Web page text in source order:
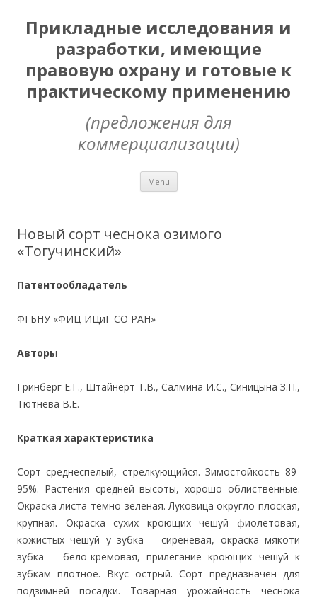
Прикладные исследования и
разработки, имеющие
правовую охрану и готовые к
практическому применению
(предложения для
коммерциализации)
Menu Skip
content
Новый сорт чеснока озимого
«Тогучинский»
Патентообладатель
ФГБНУ «ФИЦ ИЦиГ СО РАН»
Авторы
Гринберг Е.Г., Штайнерт Т.В., Салмина И.С., Синицына З.П.,
Тютнева В.Е.
Краткая характеристика
Сорт среднеспелый, стрелкующийся. Зимостойкость 89-
95%. Растения средней высоты, хорошо облиственные.
Окраска листа темно-зеленая. Луковица округло-плоская,
крупная. Окраска сухих кроющих чешуй фиолетовая,
кожистых чешуй у зубка – сиреневая, окраска мякоти
зубка – бело-кремовая, прилегание кроющих чешуй к
зубкам плотное. Вкус острый. Сорт предназначен для
подзимней посадки. Товарная урожайность чеснока